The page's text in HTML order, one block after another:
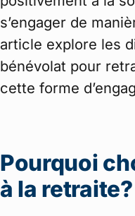
s’engager de
article explore les
bénévolat pour
cette forme
Pourquoi
à la retraite?